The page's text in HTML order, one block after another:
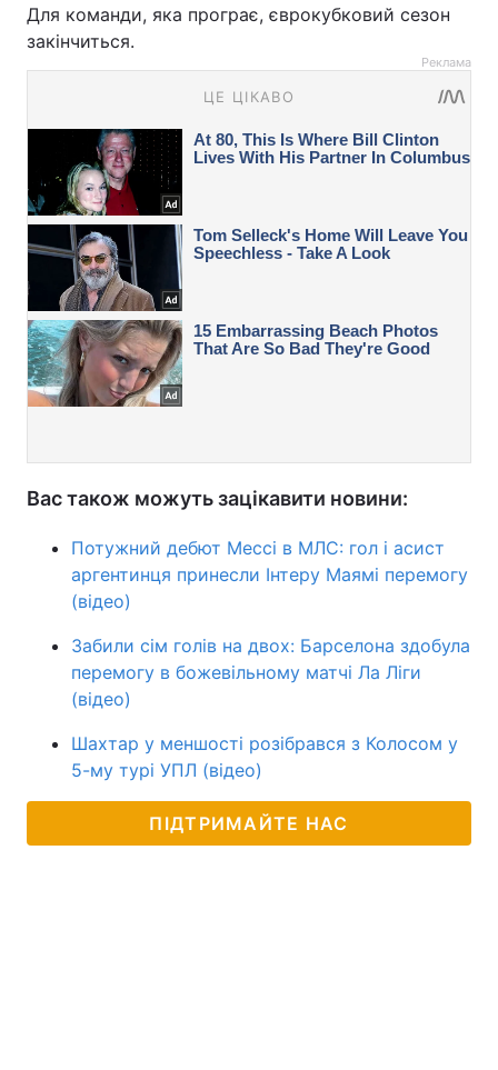
Для команди, яка програє, єврокубковий сезон
закінчиться.
Реклама
Вас також можуть зацікавити новини:
Потужний дебют Мессі в МЛС: гол і асист
аргентинця принесли Інтеру Маямі перемогу
(відео)
Забили сім голів на двох: Барселона здобула
перемогу в божевільному матчі Ла Ліги
(відео)
Шахтар у меншості розібрався з Колосом у
5-му турі УПЛ (відео)
ПІДТРИМАЙТЕ НАС